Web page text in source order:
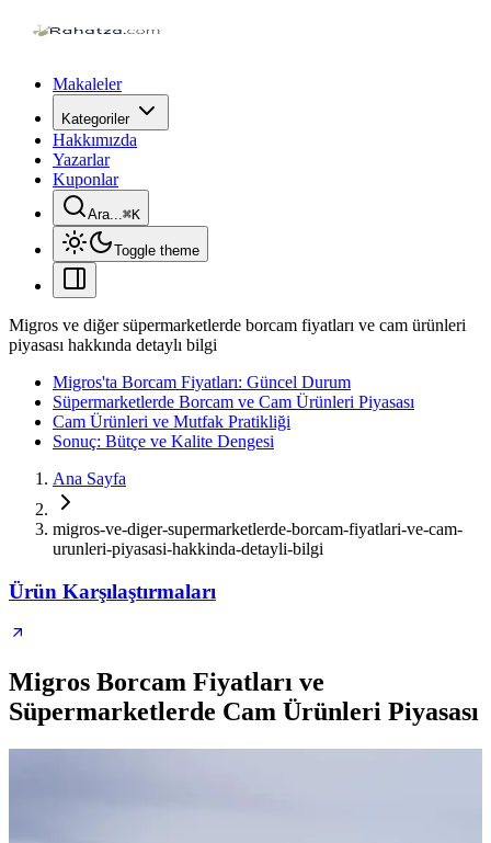
Makaleler
Kategoriler
Hakkımızda
Yazarlar
Kuponlar
Ara...⌘K
Toggle theme
Migros ve diğer süpermarketlerde borcam fiyatları ve cam ürünleri
piyasası hakkında detaylı bilgi
Migros'ta Borcam Fiyatları: Güncel Durum
Süpermarketlerde Borcam ve Cam Ürünleri Piyasası
Cam Ürünleri ve Mutfak Pratikliği
Sonuç: Bütçe ve Kalite Dengesi
Ana Sayfa
migros-ve-diger-supermarketlerde-borcam-fiyatlari-ve-cam-
urunleri-piyasasi-hakkinda-detayli-bilgi
Ürün Karşılaştırmaları
Migros Borcam Fiyatları ve
Süpermarketlerde Cam Ürünleri Piyasası